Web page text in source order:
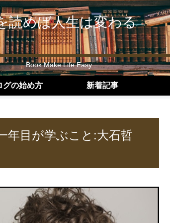
読めば人生は変わる
Book Make Life Easy
グの始め方 新着記事
年目が学ぶこと:大石哲